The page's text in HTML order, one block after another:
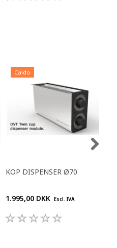
Caldo
KOP DISPENSER Ø70
1.995,00 DKK Escl. IVA